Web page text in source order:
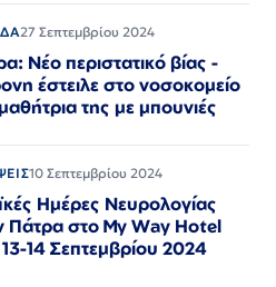
27 Σεπτεμβρίου 2024
Νέο περιστατικό βίας -
έστειλε στο νοσοκομείο
της με μπουνιές
10 Σεπτεμβρίου 2024
Ημέρες Νευρολογίας
Πάτρα στο My Way Hotel
13-14 Σεπτεμβρίου 2024